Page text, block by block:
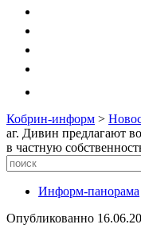
Кобрин-информ >
аг. Дивин предлагают
в частную
Информ-панорама
Опубликованно